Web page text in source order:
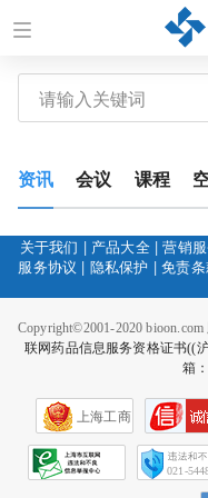
资讯 会议 课程
关于我们 | 产品大全|营销
服务协议 | 隐私保护 |免责
Copyright©2001-2020
联网药品信息服务资格证书((
箱
上海工商
021-